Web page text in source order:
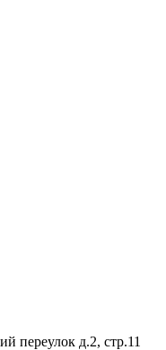
переулок д.2, стр.11